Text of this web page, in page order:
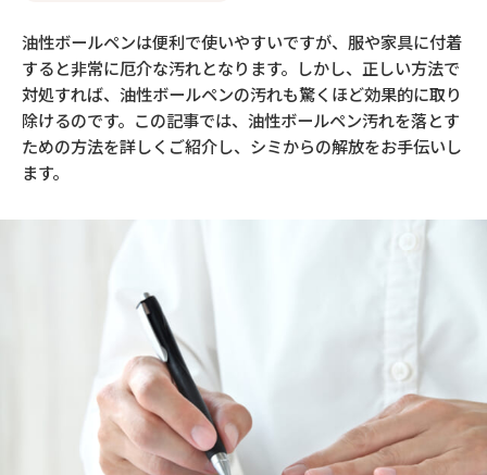
油性ボールペンは便利で使いやすいですが、服や家具に付着
すると非常に厄介な汚れとなります。しかし、正しい方法で
対処すれば、油性ボールペンの汚れも驚くほど効果的に取り
除けるのです。この記事では、油性ボールペン汚れを落とす
ための方法を詳しくご紹介し、シミからの解放をお手伝いし
ます。